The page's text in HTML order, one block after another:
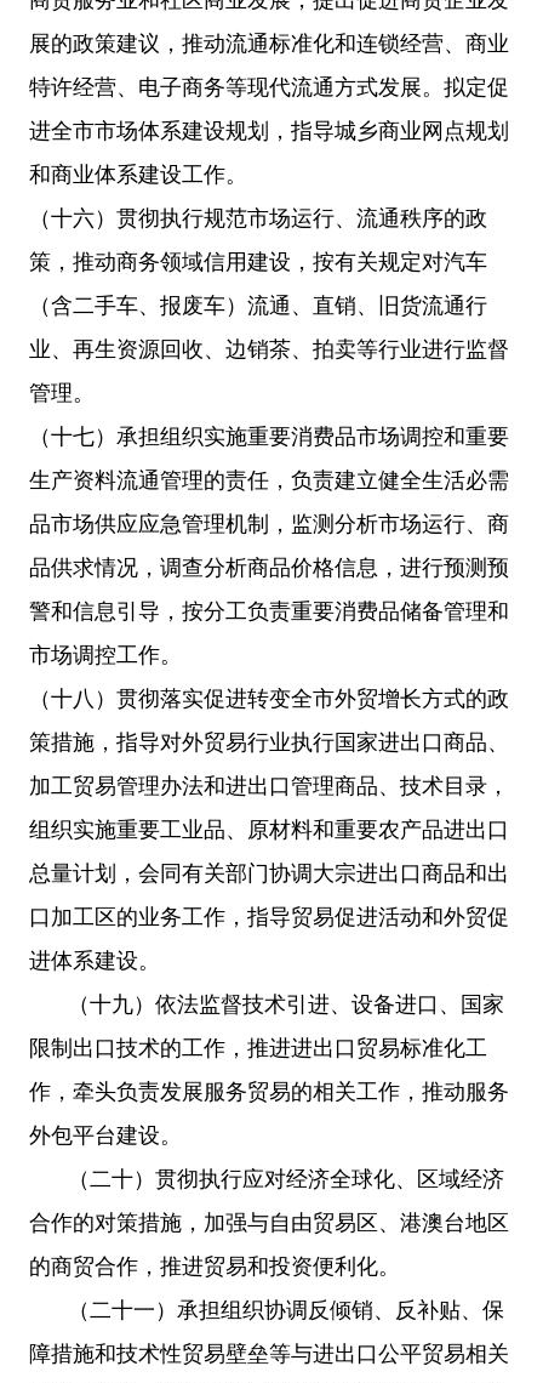
展的政策建议，推动流通标准化和连锁经营、商业
特许经营、电子商务等现代流通方式发展。拟定促
进全市市场体系建设规划，指导城乡商业网点规划
和商业体系建设工作。
（十六）贯彻执行规范市场运行、流通秩序的政
策，推动商务领域信用建设，按有关规定对汽车
（含二手车、报废车）流通、直销、旧货流通行
业、再生资源回收、边销茶、拍卖等行业进行监督
管理。
（十七）承担组织实施重要消费品市场调控和重要
生产资料流通管理的责任，负责建立健全生活必需
品市场供应应急管理机制，监测分析市场运行、商
品供求情况，调查分析商品价格信息，进行预测预
警和信息引导，按分工负责重要消费品储备管理和
市场调控工作。
（十八）贯彻落实促进转变全市外贸增长方式的政
策措施，指导对外贸易行业执行国家进出口商品、
加工贸易管理办法和进出口管理商品、技术目录，
组织实施重要工业品、原材料和重要农产品进出口
总量计划，会同有关部门协调大宗进出口商品和出
口加工区的业务工作，指导贸易促进活动和外贸促
进体系建设。
（十九）依法监督技术引进、设备进口、国家
限制出口技术的工作，推进进出口贸易标准化工
作，牵头负责发展服务贸易的相关工作，推动服务
外包平台建设。
（二十）贯彻执行应对经济全球化、区域经济
合作的对策措施，加强与自由贸易区、港澳台地区
的商贸合作，推进贸易和投资便利化。
（二十一）承担组织协调反倾销、反补贴、保
障措施和技术性贸易壁垒等与进出口公平贸易相关